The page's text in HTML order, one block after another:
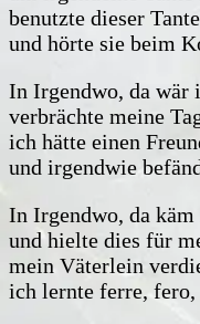
benutzte dieser
und hörte sie beim
In Irgendwo, da wär
verbrächte meine
ich hätte einen
und irgendwie
In Irgendwo, da
und hielte dies für
mein Väterlein
ich lernte ferre,